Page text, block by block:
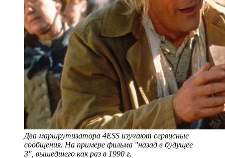
Два маршрутизатора 4ESS изучают сервисные
сообщения. На примере фильма "назад в будущее
3", вышедшего как раз в 1990 г.